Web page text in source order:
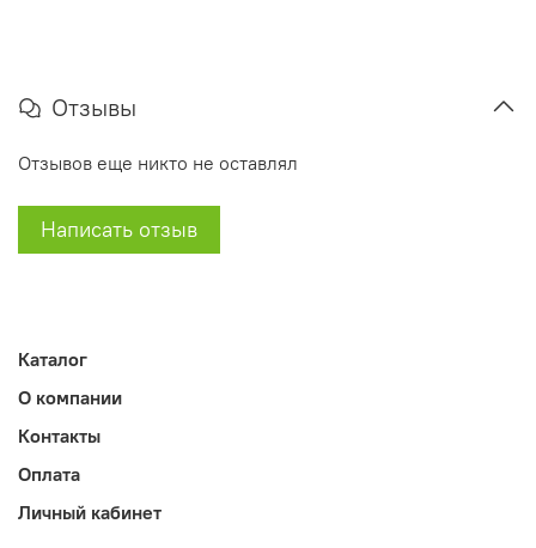
Отзывы
Отзывов еще никто не оставлял
Написать отзыв
Каталог
О компании
Контакты
Оплата
Личный кабинет